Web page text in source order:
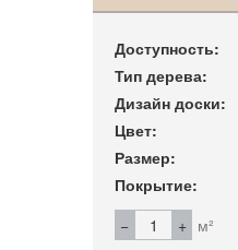
Доступность:
Тип дерева:
Дизайн доски:
Цвет:
Размер:
Покрытие:
м²